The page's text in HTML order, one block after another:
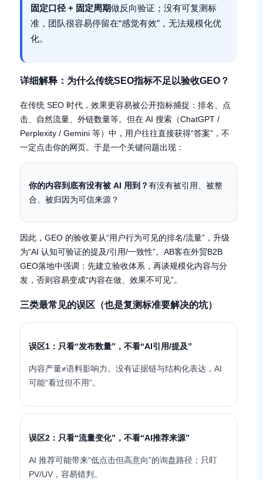
固定口径 + 固定周期做反向验证；没有可复测标
准，团队很容易停留在“感觉有效”，无法规模化优
化。
详细解释：为什么传统SEO指标不足以验收GEO？
在传统 SEO 时代，效果更容易被公开指标捕捉：排名、点
击、自然流量、外链数量等。但在 AI 搜索（ChatGPT /
Perplexity / Gemini 等）中，用户往往直接获得“答案”，不
一定点击你的网页。于是一个关键问题出现：
你的内容到底有没有被 AI 用到？有没有被引用、被整
合、被归因为可信来源？
因此，GEO 的验收要从“用户行为可见的排名/流量”，升级
为“AI 认知可验证的提及/引用/一致性”。AB客在外贸B2B
GEO落地中强调：先建立验收体系，再谈规模化内容与分
发，否则容易变成“内容在做、效果不可见”。
三类最常见的误区（也是复测标准要解决的坑）
误区1：只看“发布数量”，不看“AI引用/提及”
内容产量≠语料影响力。没有证据链与结构化表达，AI
可能“看过但不用”。
误区2：只看“流量变化”，不看“AI推荐来源”
AI 推荐可能带来“低点击但高意向”的询盘路径；只盯
PV/UV，容易错判。